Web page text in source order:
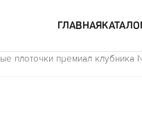
ГЛАВНАЯ
плоточки премиал клубника